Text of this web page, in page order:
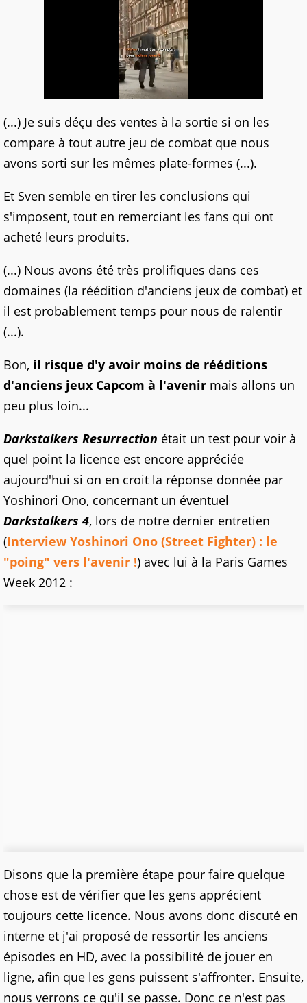
(...) Je suis déçu des ventes à la sortie si on les
compare à tout autre jeu de combat que nous
avons sorti sur les mêmes plate-formes (...).
Et Sven semble en tirer les conclusions qui
s'imposent, tout en remerciant les fans qui ont
acheté leurs produits.
(...) Nous avons été très prolifiques dans ces
domaines (la réédition d'anciens jeux de combat) et
il est probablement temps pour nous de ralentir
(...).
Bon, il risque d'y avoir moins de rééditions
d'anciens jeux Capcom à l'avenir mais allons un
peu plus loin...
Darkstalkers Resurrection était un test pour voir à
quel point la licence est encore appréciée
aujourd'hui si on en croit la réponse donnée par
Yoshinori Ono, concernant un éventuel
Darkstalkers 4, lors de notre dernier entretien
(Interview Yoshinori Ono (Street Fighter) : le
"poing" vers l'avenir !) avec lui à la Paris Games
Week 2012 :
Disons que la première étape pour faire quelque
chose est de vérifier que les gens apprécient
toujours cette licence. Nous avons donc discuté en
interne et j'ai proposé de ressortir les anciens
épisodes en HD, avec la possibilité de jouer en
ligne, afin que les gens puissent s'affronter. Ensuite,
nous verrons ce qu'il se passe. Donc ce n'est pas